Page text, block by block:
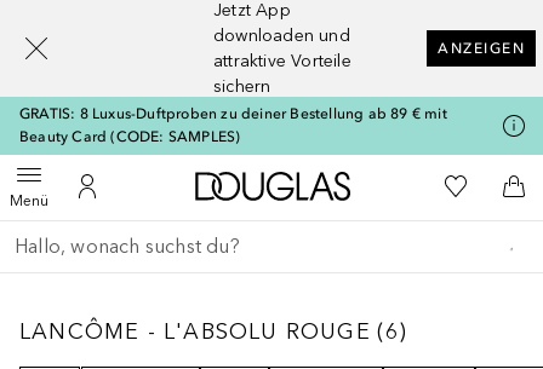
Jetzt App
downloaden und
attraktive Vorteile
sichern
ANZEIGEN
GRATIS: 8 Luxus-Duftproben zu deiner Bestellung ab 89 € mit
Beauty Card (CODE: SAMPLES)
MenüMenü öffnenZu Meinem Kundenkonto
Zur Douglas Startseite
Zu Meiner
Gehe zurück
Suche ausführen
LANCÔME - L'ABSOLU ROUGE6
LANCÔME - L'ABSOLU ROUGE (6)
[navigation.slideout.screenreader]